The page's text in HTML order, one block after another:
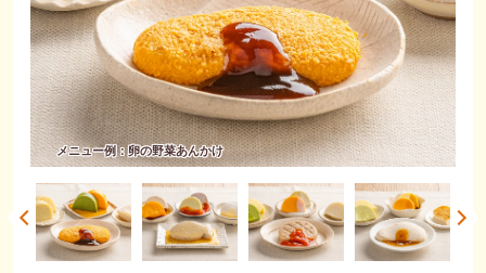
メニュー例：卵の野菜あんかけ